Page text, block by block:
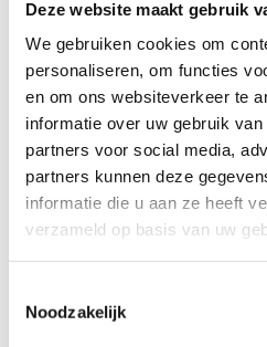
Deze website maakt gebruik
We gebruiken cookies om
personaliseren, om functies
en om ons websiteverkeer te
informatie over uw gebruik
partners voor social media,
partners kunnen deze
informatie die u aan ze heeft
verzameld op basis van uw
Noodzakelijk
© Thunderforest©
Beschrijving
Startplaatsen